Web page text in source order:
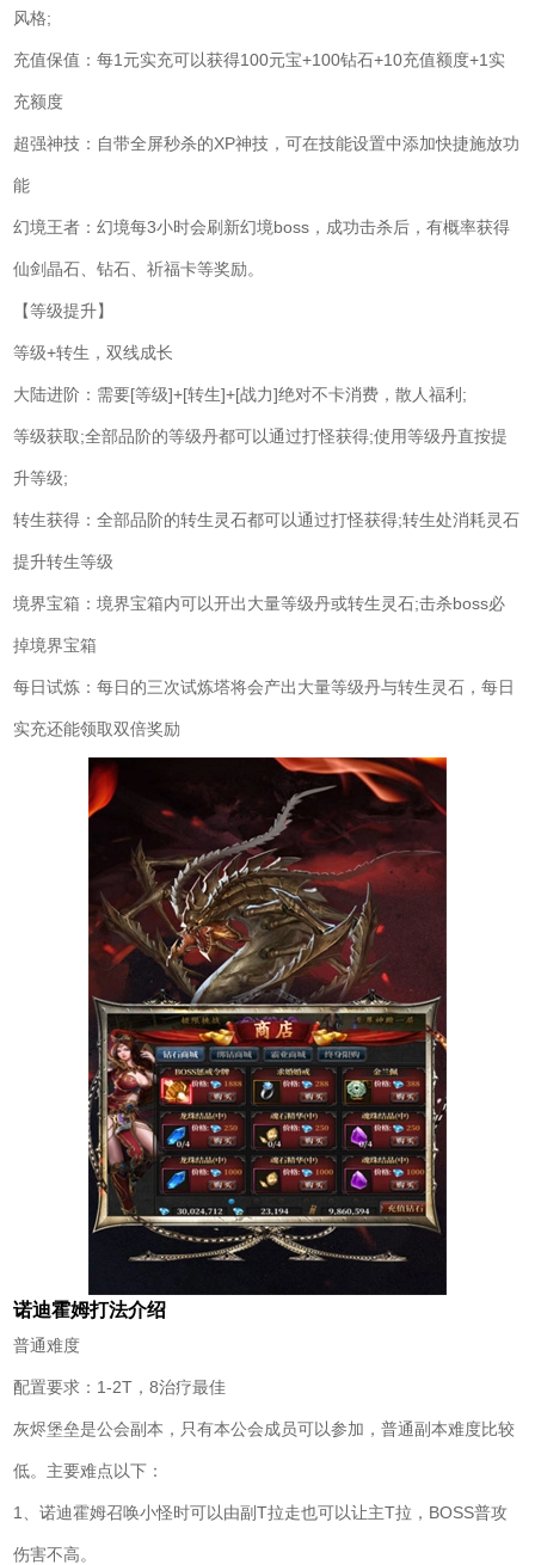
风格;
充值保值：每1元实充可以获得100元宝+100钻石+10充值额度+1实
充额度
超强神技：自带全屏秒杀的XP神技，可在技能设置中添加快捷施放功
能
幻境王者：幻境每3小时会刷新幻境boss，成功击杀后，有概率获得
仙剑晶石、钻石、祈福卡等奖励。
【等级提升】
等级+转生，双线成长
大陆进阶：需要[等级]+[转生]+[战力]绝对不卡消费，散人福利;
等级获取;全部品阶的等级丹都可以通过打怪获得;使用等级丹直按提
升等级;
转生获得：全部品阶的转生灵石都可以通过打怪获得;转生处消耗灵石
提升转生等级
境界宝箱：境界宝箱内可以开出大量等级丹或转生灵石;击杀boss必
掉境界宝箱
每日试炼：每日的三次试炼塔将会产出大量等级丹与转生灵石，每日
实充还能领取双倍奖励
诺迪霍姆打法介绍
普通难度
配置要求：1-2T，8治疗最佳
灰烬堡垒是公会副本，只有本公会成员可以参加，普通副本难度比较
低。主要难点以下：
1、诺迪霍姆召唤小怪时可以由副T拉走也可以让主T拉，BOSS普攻
伤害不高。